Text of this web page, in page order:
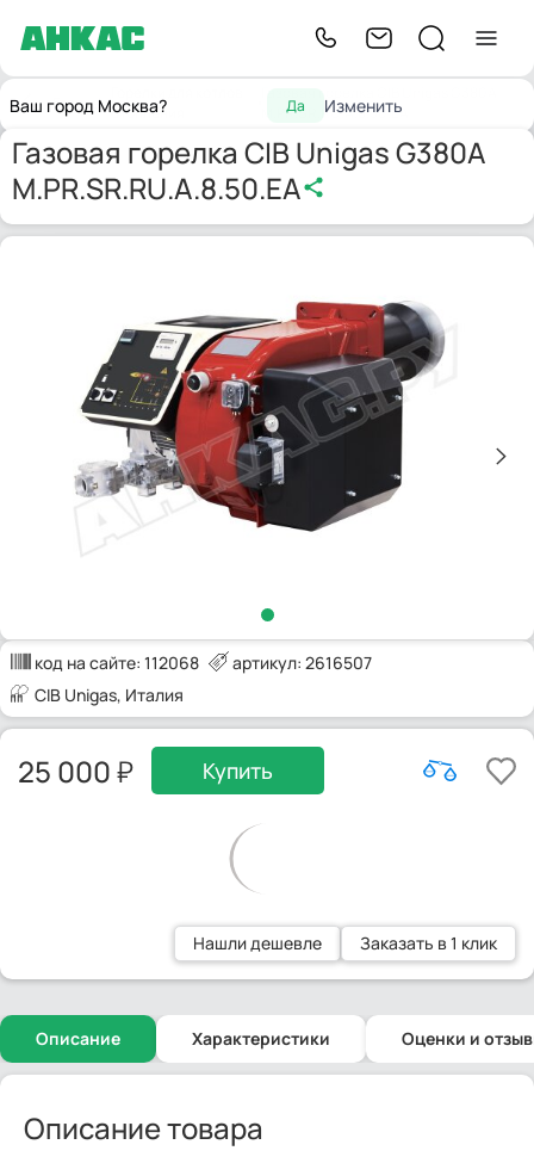
Ваш город Москва? Да Изменить
Главнаяотопления
M.PR.SR.RU.A.8.50.EA
Газовая горелка CIB Unigas G380A
M.PR.SR.RU.A.8.50.EA
код на сайте: 112068
артикул: 2616507
CIB Unigas, Италия
25 000 Купить
Нашли дешевле Заказать в 1 клик
Описание Характеристики Оценки и
Описание товара